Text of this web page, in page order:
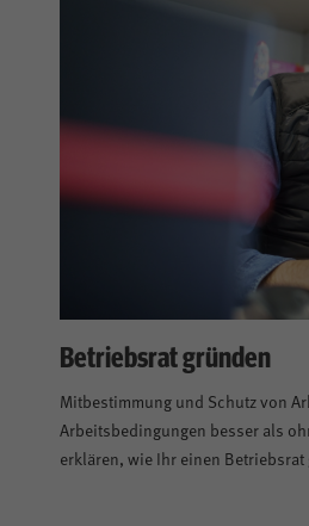
Betriebsrat gründen
Mitbestimmung und Schutz von
Arbeitsbedingungen besser als
erklären, wie Ihr einen